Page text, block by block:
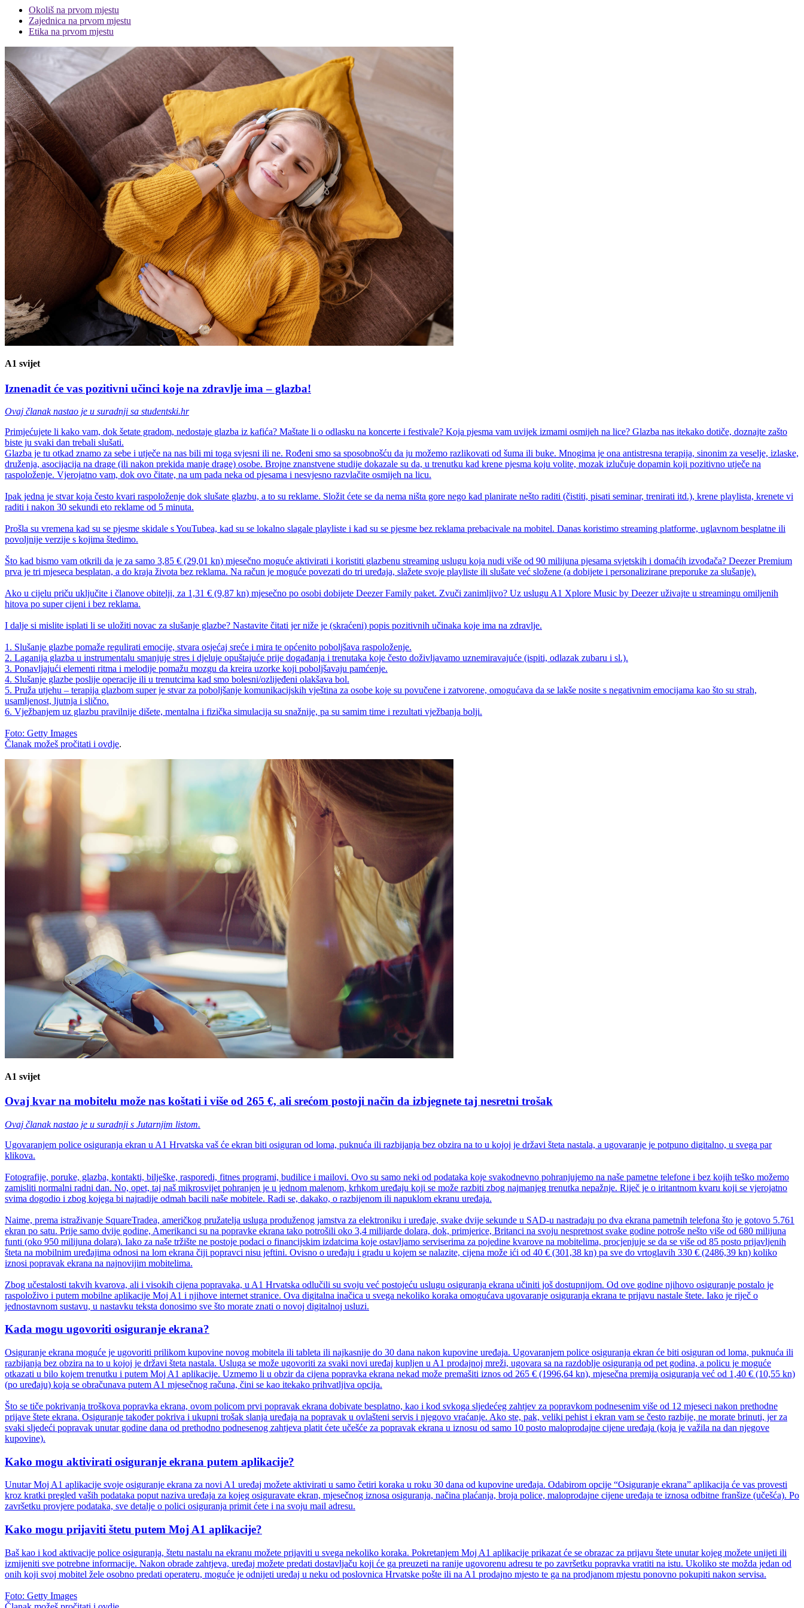
Okoliš na prvom mjestu
Zajednica na prvom mjestu
Etika na prvom mjestu
A1 svijet
Iznenadit će vas pozitivni učinci koje na zdravlje ima – glazba!
Ovaj članak nastao je u suradnji sa studentski.hr
Primjećujete li kako vam, dok šetate gradom, nedostaje glazba iz kafića? Maštate li o odlasku na koncerte i festivale? Koja pjesma vam uvijek izmami osmijeh na lice? Glazba nas itekako dotiče, doznajte zašto
biste ju svaki dan trebali slušati.
Glazba je tu otkad znamo za sebe i utječe na nas bili mi toga svjesni ili ne. Rođeni smo sa sposobnošću da ju možemo razlikovati od šuma ili buke. Mnogima je ona antistresna terapija, sinonim za veselje, izlaske,
druženja, asocijacija na drage (ili nakon prekida manje drage) osobe. Brojne znanstvene studije dokazale su da, u trenutku kad krene pjesma koju volite, mozak izlučuje dopamin koji pozitivno utječe na
raspoloženje. Vjerojatno vam, dok ovo čitate, na um pada neka od pjesama i nesvjesno razvlačite osmijeh na licu.
Ipak jedna je stvar koja često kvari raspoloženje dok slušate glazbu, a to su reklame. Složit ćete se da nema ništa gore nego kad planirate nešto raditi (čistiti, pisati seminar, trenirati itd.), krene playlista, krenete vi
raditi i nakon 30 sekundi eto reklame od 5 minuta.
Prošla su vremena kad su se pjesme skidale s YouTubea, kad su se lokalno slagale playliste i kad su se pjesme bez reklama prebacivale na mobitel. Danas koristimo streaming platforme, uglavnom besplatne ili
povoljnije verzije s kojima štedimo.
Što kad bismo vam otkrili da je za samo 3,85 € (29,01 kn) mjesečno moguće aktivirati i koristiti glazbenu streaming uslugu koja nudi više od 90 milijuna pjesama svjetskih i domaćih izvođača? Deezer Premium
prva je tri mjeseca besplatan, a do kraja života bez reklama. Na račun je moguće povezati do tri uređaja, slažete svoje playliste ili slušate već složene (a dobijete i personalizirane preporuke za slušanje).
Ako u cijelu priču uključite i članove obitelji, za 1,31 € (9,87 kn) mjesečno po osobi dobijete Deezer Family paket. Zvuči zanimljivo? Uz uslugu A1 Xplore Music by Deezer uživajte u streamingu omiljenih
hitova po super cijeni i bez reklama.
I dalje si mislite isplati li se uložiti novac za slušanje glazbe? Nastavite čitati jer niže je (skraćeni) popis pozitivnih učinaka koje ima na zdravlje.
1. Slušanje glazbe pomaže regulirati emocije, stvara osjećaj sreće i mira te općenito poboljšava raspoloženje.
2. Laganija glazba u instrumentalu smanjuje stres i djeluje opuštajuće prije događanja i trenutaka koje često doživljavamo uznemiravajuće (ispiti, odlazak zubaru i sl.).
3. Ponavljajući elementi ritma i melodije pomažu mozgu da kreira uzorke koji poboljšavaju pamćenje.
4. Slušanje glazbe poslije operacije ili u trenutcima kad smo bolesni/ozlijeđeni olakšava bol.
5. Pruža utjehu – terapija glazbom super je stvar za poboljšanje komunikacijskih vještina za osobe koje su povučene i zatvorene, omogućava da se lakše nosite s negativnim emocijama kao što su strah,
usamljenost, ljutnja i slično.
6. Vježbanjem uz glazbu pravilnije dišete, mentalna i fizička simulacija su snažnije, pa su samim time i rezultati vježbanja bolji.
Foto: Getty Images
Članak možeš pročitati i ovdje.
A1 svijet
Ovaj kvar na mobitelu može nas koštati i više od 265 €, ali srećom postoji način da izbjegnete taj nesretni trošak
Ovaj članak nastao je u suradnji s Jutarnjim listom.
Ugovaranjem police osiguranja ekran u A1 Hrvatska vaš će ekran biti osiguran od loma, puknuća ili razbijanja bez obzira na to u kojoj je državi šteta nastala, a ugovaranje je potpuno digitalno, u svega par
klikova.
Fotografije, poruke, glazba, kontakti, bilješke, rasporedi, fitnes programi, budilice i mailovi. Ovo su samo neki od podataka koje svakodnevno pohranjujemo na naše pametne telefone i bez kojih teško možemo
zamisliti normalni radni dan. No, opet, taj naš mikrosvijet pohranjen je u jednom malenom, krhkom uređaju koji se može razbiti zbog najmanjeg trenutka nepažnje. Riječ je o iritantnom kvaru koji se vjerojatno
svima dogodio i zbog kojega bi najradije odmah bacili naše mobitele. Radi se, dakako, o razbijenom ili napuklom ekranu uređaja.
Naime, prema istraživanje SquareTradea, američkog pružatelja usluga produženog jamstva za elektroniku i uređaje, svake dvije sekunde u SAD-u nastradaju po dva ekrana pametnih telefona što je gotovo 5.761
ekran po satu. Prije samo dvije godine, Amerikanci su na popravke ekrana tako potrošili oko 3,4 milijarde dolara, dok, primjerice, Britanci na svoju nespretnost svake godine potroše nešto više od 680 milijuna
funti (oko 950 milijuna dolara). Iako za naše tržište ne postoje podaci o financijskim izdatcima koje ostavljamo serviserima za pojedine kvarove na mobitelima, procjenjuje se da se više od 85 posto prijavljenih
šteta na mobilnim uređajima odnosi na lom ekrana čiji popravci nisu jeftini. Ovisno o uređaju i gradu u kojem se nalazite, cijena može ići od 40 € (301,38 kn) pa sve do vrtoglavih 330 € (2486,39 kn) koliko
iznosi popravak ekrana na najnovijim mobitelima.
Zbog učestalosti takvih kvarova, ali i visokih cijena popravaka, u A1 Hrvatska odlučili su svoju već postojeću uslugu osiguranja ekrana učiniti još dostupnijom. Od ove godine njihovo osiguranje postalo je
raspoloživo i putem mobilne aplikacije Moj A1 i njihove internet stranice. Ova digitalna inačica u svega nekoliko koraka omogućava ugovaranje osiguranja ekrana te prijavu nastale štete. Iako je riječ o
jednostavnom sustavu, u nastavku teksta donosimo sve što morate znati o novoj digitalnoj usluzi.
Kada mogu ugovoriti osiguranje ekrana?
Osiguranje ekrana moguće je ugovoriti prilikom kupovine novog mobitela ili tableta ili najkasnije do 30 dana nakon kupovine uređaja. Ugovaranjem police osiguranja ekran će biti osiguran od loma, puknuća ili
razbijanja bez obzira na to u kojoj je državi šteta nastala. Usluga se može ugovoriti za svaki novi uređaj kupljen u A1 prodajnoj mreži, ugovara sa na razdoblje osiguranja od pet godina, a policu je moguće
otkazati u bilo kojem trenutku i putem Moj A1 aplikacije. Uzmemo li u obzir da cijena popravka ekrana nekad može premašiti iznos od 265 € (1996,64 kn), mjesečna premija osiguranja već od 1,40 € (10,55 kn)
(po uređaju) koja se obračunava putem A1 mjesečnog računa, čini se kao itekako prihvatljiva opcija.
Što se tiče pokrivanja troškova popravka ekrana, ovom policom prvi popravak ekrana dobivate besplatno, kao i kod svkoga sljedećeg zahtjev za popravkom podnesenim više od 12 mjeseci nakon prethodne
prijave štete ekrana. Osiguranje također pokriva i ukupni trošak slanja uređaja na popravak u ovlašteni servis i njegovo vraćanje. Ako ste, pak, veliki pehist i ekran vam se često razbije, ne morate brinuti, jer za
svaki sljedeći popravak unutar godine dana od prethodno podnesenog zahtjeva platit ćete učešće za popravak ekrana u iznosu od samo 10 posto maloprodajne cijene uređaja (koja je važila na dan njegove
kupovine).
Kako mogu aktivirati osiguranje ekrana putem aplikacije?
Unutar Moj A1 aplikacije svoje osiguranje ekrana za novi A1 uređaj možete aktivirati u samo četiri koraka u roku 30 dana od kupovine uređaja. Odabirom opcije “Osiguranje ekrana” aplikacija će vas provesti
kroz kratki pregled vaših podataka poput naziva uređaja za kojeg osiguravate ekran, mjesečnog iznosa osiguranja, načina plaćanja, broja police, maloprodajne cijene uređaja te iznosa odbitne franšize (učešća). Po
završetku provjere podataka, sve detalje o polici osiguranja primit ćete i na svoju mail adresu.
Kako mogu prijaviti štetu putem Moj A1 aplikacije?
Baš kao i kod aktivacije police osiguranja, štetu nastalu na ekranu možete prijaviti u svega nekoliko koraka. Pokretanjem Moj A1 aplikacije prikazat će se obrazac za prijavu štete unutar kojeg možete unijeti ili
izmijeniti sve potrebne informacije. Nakon obrade zahtjeva, uređaj možete predati dostavljaču koji će ga preuzeti na ranije ugovorenu adresu te po završetku popravka vratiti na istu. Ukoliko ste možda jedan od
onih koji svoj mobitel žele osobno predati operateru, moguće je odnijeti uređaj u neku od poslovnica Hrvatske pošte ili na A1 prodajno mjesto te ga na prodjanom mjestu ponovno pokupiti nakon servisa.
Foto: Getty Images